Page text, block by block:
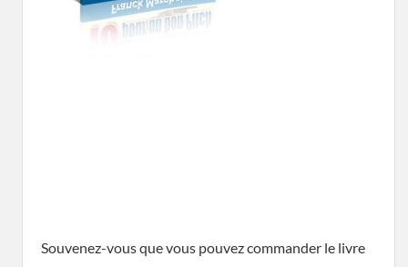
Souvenez-vous que vous pouvez commander le livre